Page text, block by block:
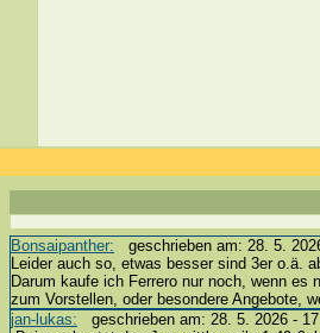
Bonsaipanther: geschrieben am: 28. 5.
Leider auch so, etwas besser sind 3er o.ä.
Darum kaufe ich Ferrero nur noch, wenn es
zum Vorstellen, oder besondere Angebote,
jan-lukas: geschrieben am: 28. 5. 2026 -